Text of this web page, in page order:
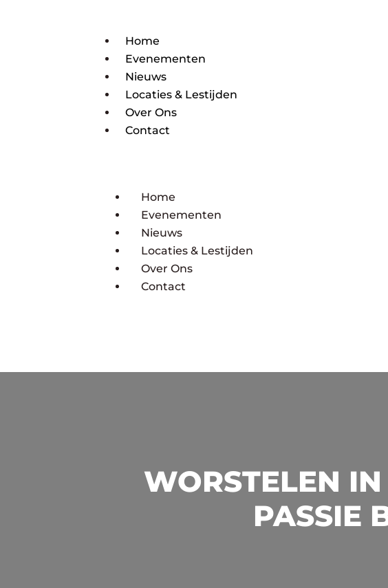
Home
Evenementen
Nieuws
Locaties & Lestijden
Over Ons
Contact
Home
Evenementen
Nieuws
Locaties & Lestijden
Over Ons
Contact
WORSTELEN
PASSIE